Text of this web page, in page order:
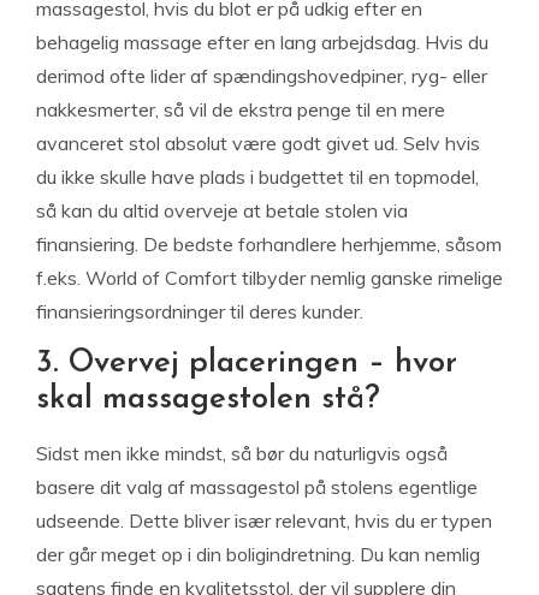
massagestol, hvis du blot er på udkig efter en
behagelig massage efter en lang arbejdsdag. Hvis du
derimod ofte lider af spændingshovedpiner, ryg- eller
nakkesmerter, så vil de ekstra penge til en mere
avanceret stol absolut være godt givet ud. Selv hvis
du ikke skulle have plads i budgettet til en topmodel,
så kan du altid overveje at betale stolen via
finansiering. De bedste forhandlere herhjemme, såsom
f.eks. World of Comfort tilbyder nemlig ganske rimelige
finansieringsordninger til deres kunder.
3. Overvej placeringen – hvor
skal massagestolen stå?
Sidst men ikke mindst, så bør du naturligvis også
basere dit valg af massagestol på stolens egentlige
udseende. Dette bliver især relevant, hvis du er typen
der går meget op i din boligindretning. Du kan nemlig
sagtens finde en kvalitetsstol, der vil supplere din